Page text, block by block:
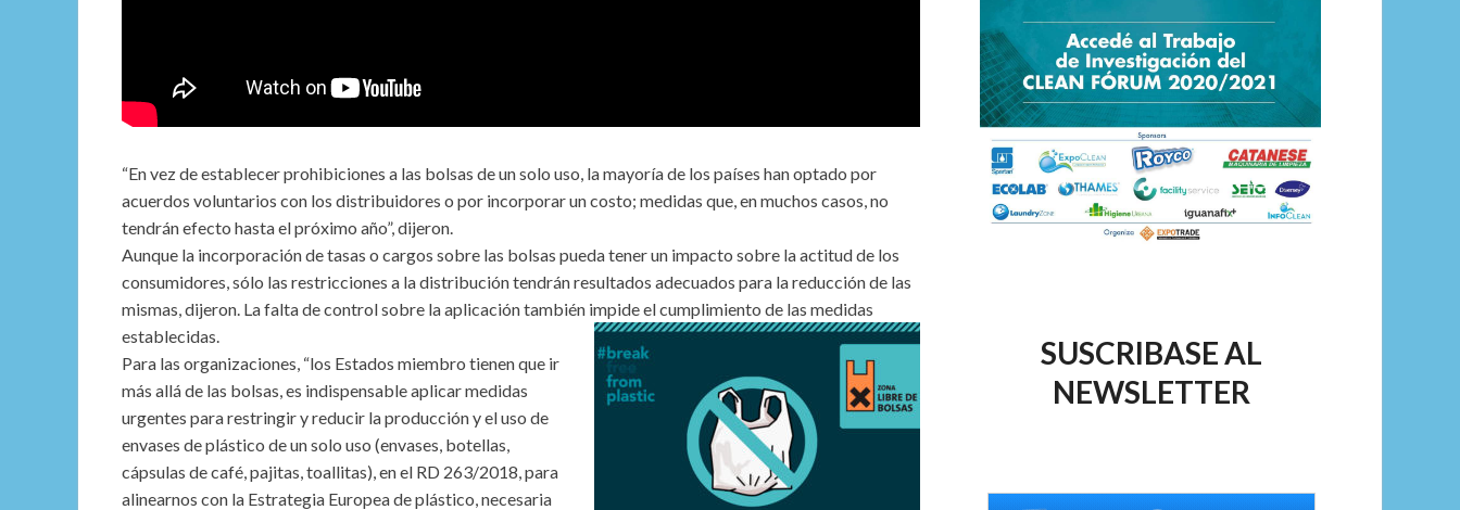
“En vez de establecer prohibiciones a las bolsas de un solo uso, la mayoría de los países han optado por
acuerdos voluntarios con los distribuidores o por incorporar un costo; medidas que, en muchos casos, no
tendrán efecto hasta el próximo año”, dijeron.
Aunque la incorporación de tasas o cargos sobre las bolsas pueda tener un impacto sobre la actitud de los
consumidores, sólo las restricciones a la distribución tendrán resultados adecuados para la reducción de las
mismas, dijeron. La falta de control sobre la aplicación también impide el cumplimiento de las medidas
establecidas.
Para las organizaciones, “los Estados miembro tienen que ir
más allá de las bolsas, es indispensable aplicar medidas
urgentes para restringir y reducir la producción y el uso de
envases de plástico de un solo uso (envases, botellas,
cápsulas de café, pajitas, toallitas), en el RD 263/2018, para
alinearnos con la Estrategia Europea de plástico, necesaria
SUSCRIBASE AL
NEWSLETTER